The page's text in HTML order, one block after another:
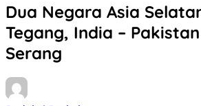
Dua Negara Asia
Tegang, India –
Serang